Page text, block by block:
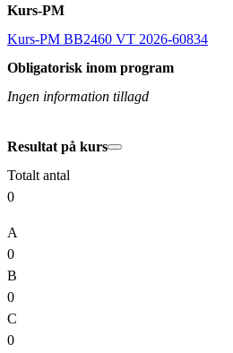
Kurs-PM
Kurs-PM BB2460 VT 2026-60834
Obligatorisk inom program
Ingen information tillagd
Resultat på kurs
Totalt antal
0
A
0
B
0
C
0